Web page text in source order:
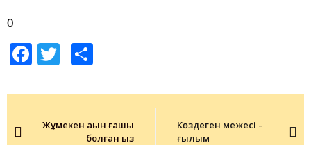
0
Facebook
Twitter
navigation
Жұмекен ақын ғашық
болған қыз
Көздеген межесі –
ғылым